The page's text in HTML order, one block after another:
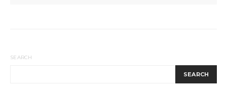
SEARCH
SEARCH